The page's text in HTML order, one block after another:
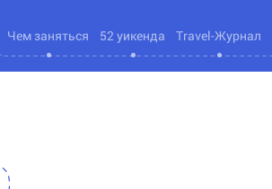
Чем заняться 52 уикенда Travel-Журнал